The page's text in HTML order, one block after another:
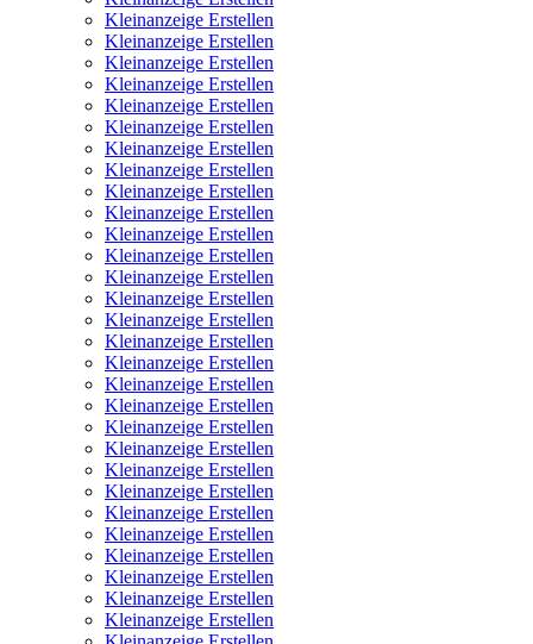
Kleinanzeige Erstellen
Kleinanzeige Erstellen
Kleinanzeige Erstellen
Kleinanzeige Erstellen
Kleinanzeige Erstellen
Kleinanzeige Erstellen
Kleinanzeige Erstellen
Kleinanzeige Erstellen
Kleinanzeige Erstellen
Kleinanzeige Erstellen
Kleinanzeige Erstellen
Kleinanzeige Erstellen
Kleinanzeige Erstellen
Kleinanzeige Erstellen
Kleinanzeige Erstellen
Kleinanzeige Erstellen
Kleinanzeige Erstellen
Kleinanzeige Erstellen
Kleinanzeige Erstellen
Kleinanzeige Erstellen
Kleinanzeige Erstellen
Kleinanzeige Erstellen
Kleinanzeige Erstellen
Kleinanzeige Erstellen
Kleinanzeige Erstellen
Kleinanzeige Erstellen
Kleinanzeige Erstellen
Kleinanzeige Erstellen
Kleinanzeige Erstellen